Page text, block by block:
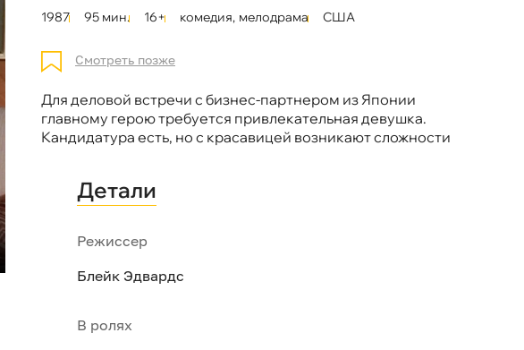
1987 95 мин. 16+ комедия, мелодрама США
Смотреть позже
Для деловой встречи с бизнес-партнером из Японии
главному герою требуется привлекательная девушка.
Кандидатура есть, но с красавицей возникают сложности
Детали
Режиссер
Блейк Эдвардс
В ролях